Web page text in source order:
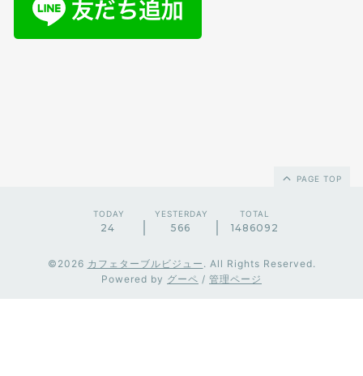
PAGE TOP
TODAY
24
YESTERDAY
566
TOTAL
1486092
©2026 カフェターブルビジュー . All Rights Reserved.
Powered by グーペ / 管理ページ